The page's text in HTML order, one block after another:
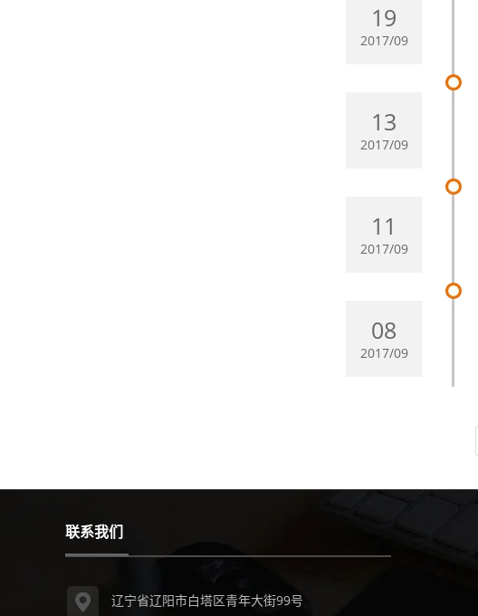
19
2017/09
13
2017/09
11
2017/09
08
2017/09
联系我们
辽宁省辽阳市白塔区青年大街99号